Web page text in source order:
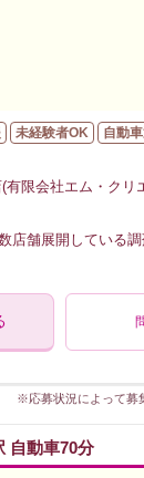
未経験者OK 自動
有限会社エム・クリ
店舗展開している
※応募状況によって募
自動車70分